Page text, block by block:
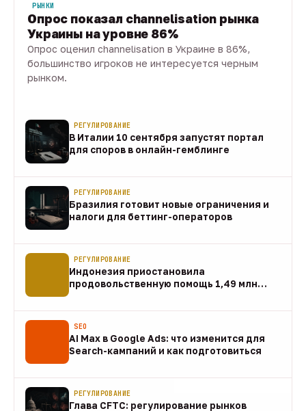
РЫНКИ
Опрос показал channelisation рынка
Украины на уровне 86%
Опрос оценил channelisation в Украине в 86%,
большинство игроков не интересуется черным
рынком.
РЕГУЛИРОВАНИЕ
В Италии 10 сентября запустят портал
для споров в онлайн-гемблинге
РЕГУЛИРОВАНИЕ
Бразилия готовит новые ограничения и
налоги для беттинг-операторов
РЕГУЛИРОВАНИЕ
Индонезия приостановила
продовольственную помощь 1,49 млн
SEO
AI Max в Google Ads: что изменится для
Search-кампаний и как подготовиться
РЕГУЛИРОВАНИЕ
Глава CFTC: регулирование рынков